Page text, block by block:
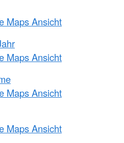
Maps Ansicht
Maps Ansicht
Maps Ansicht
Maps Ansicht